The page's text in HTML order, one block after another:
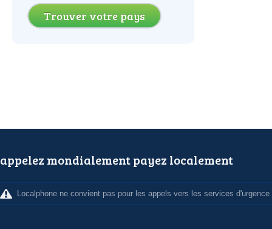
Trouver votre pays
appelez mondialement payez localement
Localphone ne convient pas pour les appels vers les services d'urgence